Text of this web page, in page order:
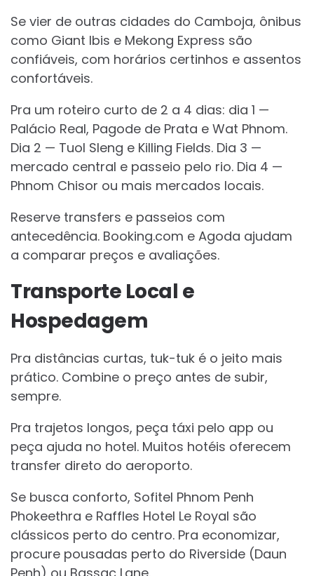
Se vier de outras cidades do Camboja, ônibus
como Giant Ibis e Mekong Express são
confiáveis, com horários certinhos e assentos
confortáveis.
Pra um roteiro curto de 2 a 4 dias: dia 1 —
Palácio Real, Pagode de Prata e Wat Phnom.
Dia 2 — Tuol Sleng e Killing Fields. Dia 3 —
mercado central e passeio pelo rio. Dia 4 —
Phnom Chisor ou mais mercados locais.
Reserve transfers e passeios com
antecedência. Booking.com e Agoda ajudam
a comparar preços e avaliações.
Transporte Local e
Hospedagem
Pra distâncias curtas, tuk-tuk é o jeito mais
prático. Combine o preço antes de subir,
sempre.
Pra trajetos longos, peça táxi pelo app ou
peça ajuda no hotel. Muitos hotéis oferecem
transfer direto do aeroporto.
Se busca conforto, Sofitel Phnom Penh
Phokeethra e Raffles Hotel Le Royal são
clássicos perto do centro. Pra economizar,
procure pousadas perto do Riverside (Daun